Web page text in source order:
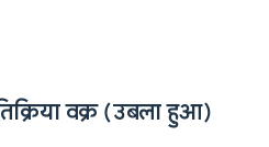
वक्र (उबला हुआ)